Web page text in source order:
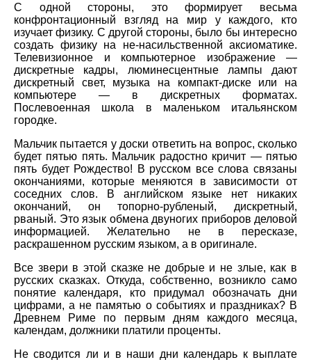
С одной стороны, это формирует весьма
конфронтационный взгляд на мир у каждого, кто
изучает физику. С другой стороны, было бы интересно
создать физику на не-насильственной аксиоматике.
Телевизионное и компьютерное изображение —
дискретные кадры, люминесцентные лампы дают
дискретный свет, музыка на компакт-диске или на
компьютере — в дискретных форматах.
Послевоенная школа в маленьком итальянском
городке.
Мальчик пытается у доски ответить на вопрос, сколько
будет пятью пять. Мальчик радостно кричит — пятью
пять будет Рождество! В русском все слова связаны
окончаниями, которые меняются в зависимости от
соседних слов. В английском языке нет никаких
окончаний, он топорно-рубленый, дискретный,
рваный. Это язык обмена двуногих приборов деловой
информацией. Желательно не в пересказе,
раскрашенном русским языком, а в оригинале.
Все звери в этой сказке не добрые и не злые, как в
русских сказках. Откуда, собственно, возникло само
понятие календаря, кто придумал обозначать дни
цифрами, а не памятью о событиях и праздниках? В
Древнем Риме по первым дням каждого месяца,
календам, должники платили проценты.
Не сводится ли и в наши дни календарь к выплате